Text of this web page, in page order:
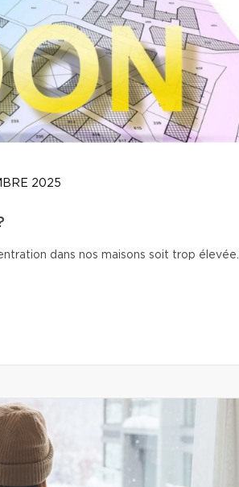
2025
dans nos maisons soit trop élevée.